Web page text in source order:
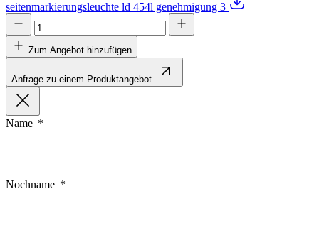
seitenmarkierungsleuchte ld 454l genehmigung 3
Zum Angebot hinzufügen
Anfrage zu einem Produktangebot
Name
Nochname